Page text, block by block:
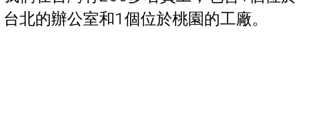
台北的辦公室和1個位於桃園的工廠。